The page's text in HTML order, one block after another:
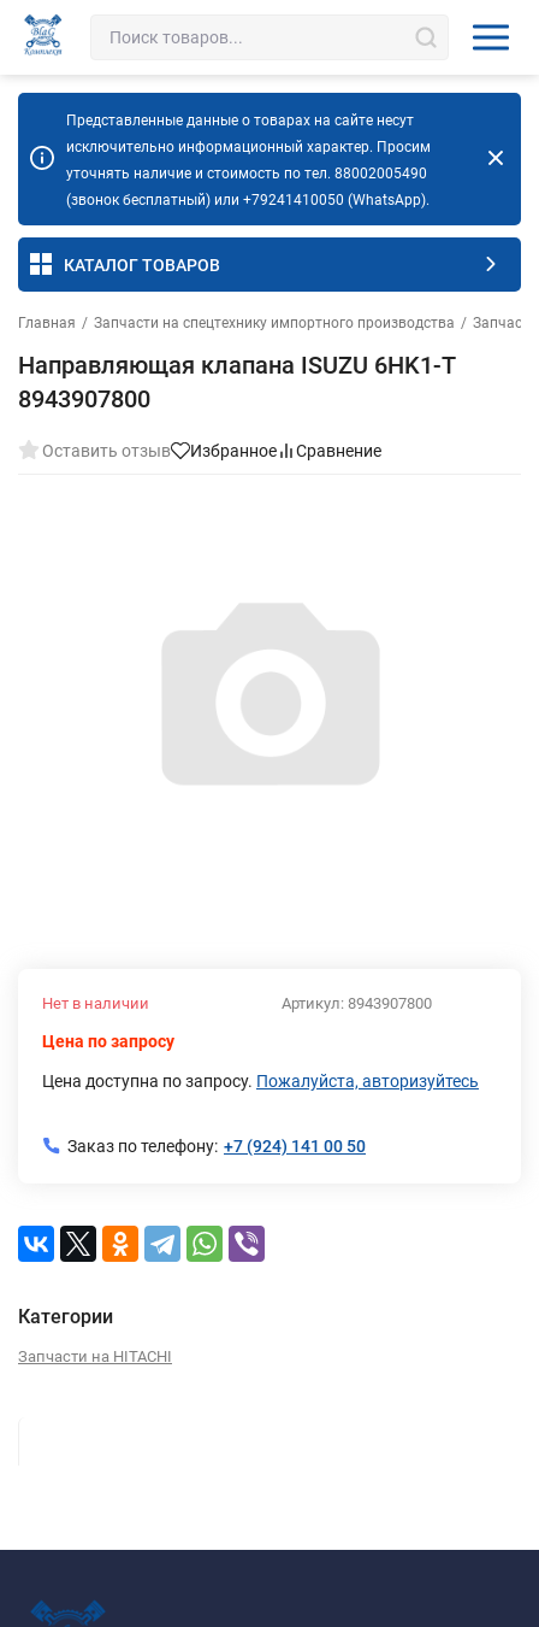
Представленные данные о товарах на сайте несут
исключительно информационный характер. Просим
уточнять наличие и стоимость по тел. 88002005490
(звонок бесплатный) или +79241410050 (WhatsApp).
КАТАЛОГ ТОВАРОВ
Главная / Запчасти на спецтехнику импортного производства /
Направляющая клапана ISUZU 6HK1-T
8943907800
Оставить отзыв Избранное Сравнение
Артикул: 8943907800
Нет в наличии
Цена по запросу
Цена доступна по запросу. Пожалуйста, авторизуйтесь
Заказ по телефону: +7 (924) 141 00 50
Категории
Запчасти на HITACHI